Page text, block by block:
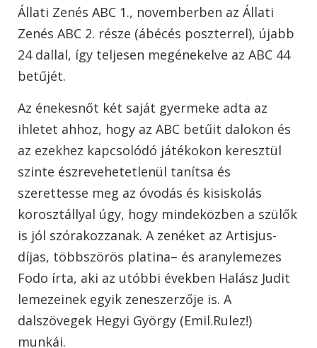
Állati Zenés ABC 1., novemberben az Állati
Zenés ABC 2. része (ábécés poszterrel), újabb
24 dallal, így teljesen megénekelve az ABC 44
betűjét.
Az énekesnőt két saját gyermeke adta az
ihletet ahhoz, hogy az ABC betűit dalokon és
az ezekhez kapcsolódó játékokon keresztül
szinte észrevehetetlenül tanítsa és
szerettesse meg az óvodás és kisiskolás
korosztállyal úgy, hogy mindeközben a szülők
is jól szórakozzanak. A zenéket az Artisjus-
díjas, többszörös platina– és aranylemezes
Fodo írta, aki az utóbbi években Halász Judit
lemezeinek egyik zeneszerzője is. A
dalszövegek Hegyi György (Emil.Rulez!)
munkái.